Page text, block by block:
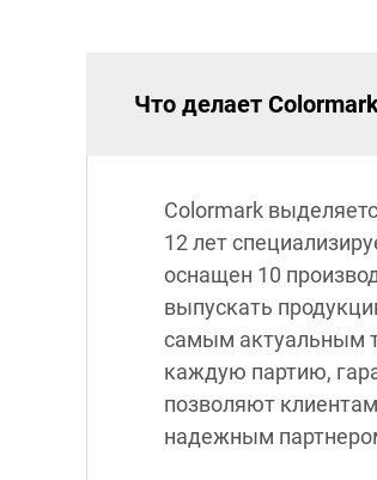
Что делает
Colormark
12 лет
оснащен 10
выпускать
самым актуальным
каждую партию,
позволяют
надежным